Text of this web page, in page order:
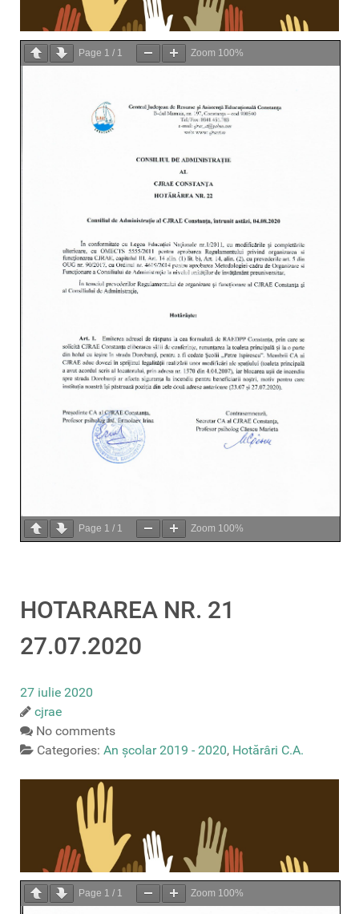
Page 1 / 1 Zoom 100%
Page 1 / 1 Zoom 100%
HOTARAREA NR. 21
27.07.2020
27 iulie 2020
cjrae
No comments
Categories: An școlar 2019 - 2020, Hotărâri C.A.
Page 1 / 1 Zoom 100%